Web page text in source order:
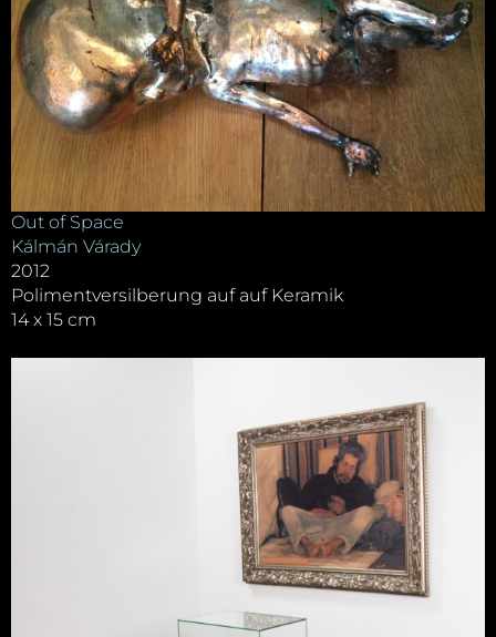
Out of Space
Kálmán Várady
2012
Polimentversilberung auf auf Keramik
14 x 15 cm